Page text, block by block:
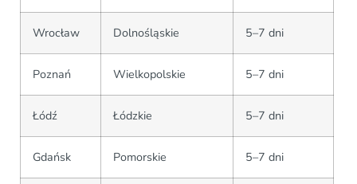
Wrocław Dolnośląskie 5–7 dni
Poznań Wielkopolskie 5–7 dni
Łódź Łódzkie 5–7 dni
Gdańsk Pomorskie 5–7 dni